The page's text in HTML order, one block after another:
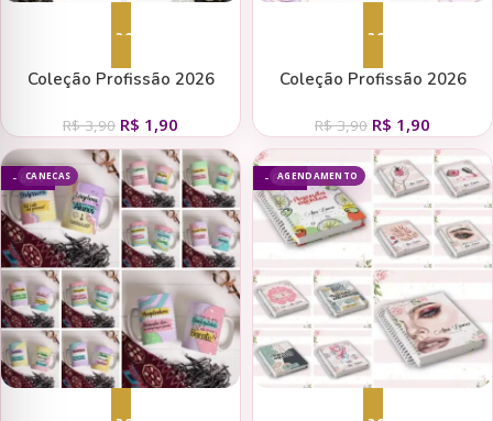
Adicionar ao carrinho
Coleção Profissão 2026
Toke
R$3,90 R$ 1,90
Adicionar ao carrinho
Coleção Profissão 2026
Toke
R$3,90 R$ 1,90
CANECAS
- 60% AGENDAMENTO
- 64%